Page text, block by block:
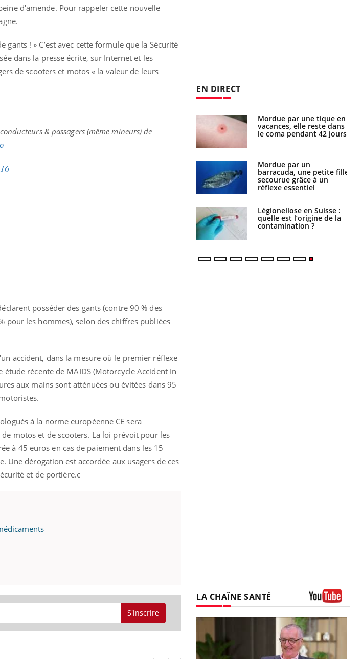
d'amende. Pour rappeler cette nouvelle
! » C’est avec cette formule que la Sécurité
dans la presse écrite, sur Internet et les
de scooters et motos « la valeur de leurs
& passagers (même mineurs) de
posséder des gants (contre 90 % des
pour les hommes), selon des chiffres publiées
accident, dans la mesure où le premier réflexe
récente de MAIDS (Motorcycle Accident In
aux mains sont atténuées ou évitées dans 95
à la norme européenne CE sera
motos et de scooters. La loi prévoit pour les
à 45 euros en cas de paiement dans les 15
dérogation est accordée aux usagers de ces
et de portière.c
S'inscrire
EN DIRECT
?
:
de
finalement être bénéfique
Mordue par une tique en
vacances, elle reste dans
le coma pendant 42 jours
Mordue par un
barracuda, une petite fille
secourue grâce à un
réflexe essentiel
Légionellose en Suisse :
quelle est l’origine de la
contamination ?
LA CHAÎNE SANTÉ